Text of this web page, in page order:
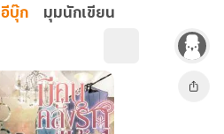
อีบุ๊ก มุมนักเขียน